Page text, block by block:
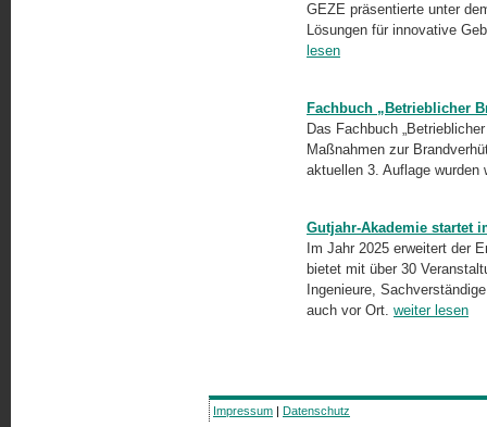
GEZE präsentierte unter
Lösungen für innovative
lesen
Fachbuch „Betrieblicher
Das Fachbuch
Maßnahmen zur
aktuellen 3. Auflage
Gutjahr-Akademie startet
Im Jahr 2025 erweitert der
bietet mit über 30
Ingenieure,
auch vor Ort. weiter lesen
Impressum | Datenschutz